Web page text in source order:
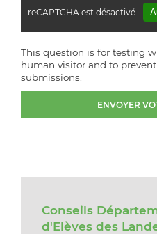
reCAPTCHA est désactivé.
This question is for testing
human visitor and to
submissions.
Conseils
d'Elèves des